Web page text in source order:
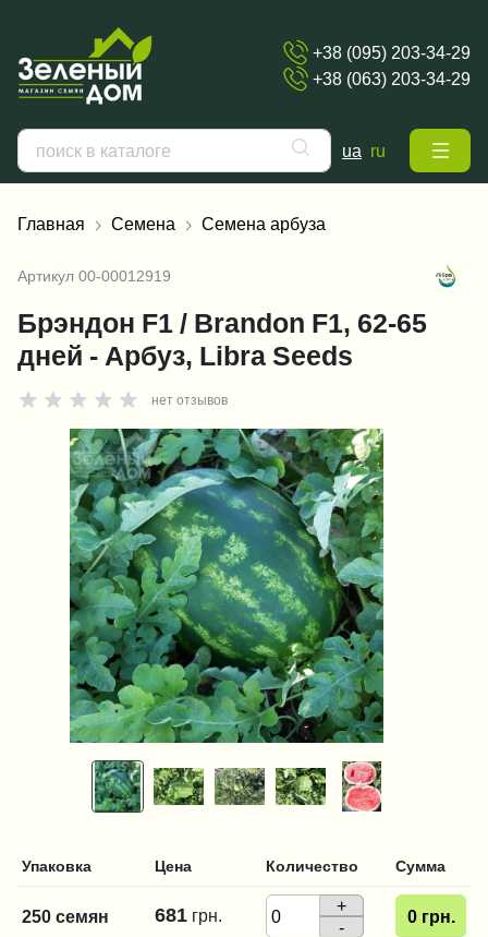
+38 (095) 203-34-29
+38 (063) 203-34-29
ua ru
Главная Семена Семена арбуза
Артикул 00-00012919
Брэндон F1 / Brandon F1, 62-65
дней - Арбуз, Libra Seeds
нет отзывов
Упаковка Цена Количество Сумма
250 семян 681 грн.
+
-
0 грн.